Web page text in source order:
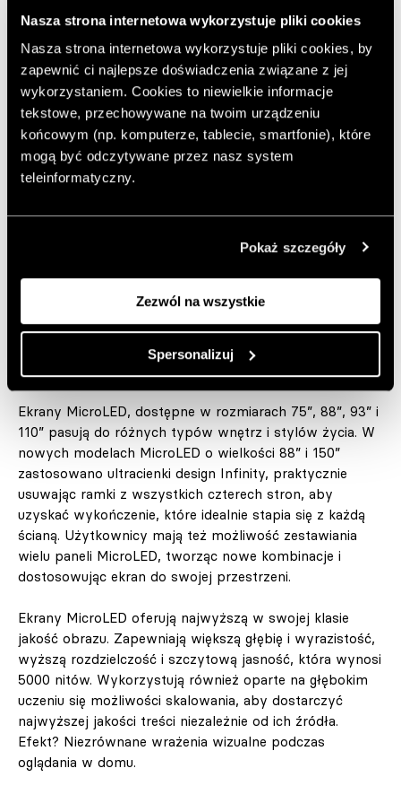
Nasza strona internetowa wykorzystuje pliki cookies
Nasza strona internetowa wykorzystuje pliki cookies, by
zapewnić ci najlepsze doświadczenia związane z jej
wykorzystaniem. Cookies to niewielkie informacje
tekstowe, przechowywane na twoim urządzeniu
końcowym (np. komputerze, tablecie, smartfonie), które
mogą być odczytywane przez nasz system
teleinformatyczny.
Pokaż szczegóły
Zezwól na wszystkie
Spersonalizuj
też ekran telewizora, zapewniając dostęp do ulubionych
treści i informacji w czasie rzeczywistym z dowolnego
miejsca i w dowolnym momencie – powiedział Jong-hee
Han, President, Visual Displays w Samsung Electronics.
– W ramach naszej wizji „Screens Everywhere” (Ekrany
w każdym miejscu) zapewniamy użytkownikom
domowym wyrazistsze, spójne wrażenia wizualne,
oferując w naszych telewizorach zarówno funkcje
działające na bazie sztucznej
Wśród zaprezentowanych przez Samsung rozwiązań
bezprecedensowymi możliwościami personalizacji. Teraz
użytkownicy będą mogli sami sprawdzić, jak projektanci
i inżynierowie odpowiedzialni za innowacje w Samsung
przedefiniowali pojęcie i rolę telewizora w domu.
Ekrany MicroLED, dostępne w rozmiarach 75”, 88”, 93” i
110” pasują do różnych typów wnętrz i stylów życia. W
nowych modelach MicroLED o wielkości 88” i 150”
zastosowano ultracienki design Infinity, praktycznie
usuwając ramki z wszystkich czterech stron, aby
uzyskać wykończenie, które idealnie stapia się z każdą
ścianą. Użytkownicy mają też możliwość zestawiania
wielu paneli MicroLED, tworząc nowe kombinacje i
dostosowując ekran do swojej przestrzeni.
Ekrany MicroLED oferują najwyższą w swojej klasie
jakość obrazu. Zapewniają większą głębię i wyrazistość,
wyższą rozdzielczość i szczytową jasność, która wynosi
5000 nitów. Wykorzystują również oparte na głębokim
uczeniu się możliwości skalowania, aby dostarczyć
najwyższej jakości treści niezależnie od ich źródła.
Efekt? Niezrównane wrażenia wizualne podczas
oglądania w domu.